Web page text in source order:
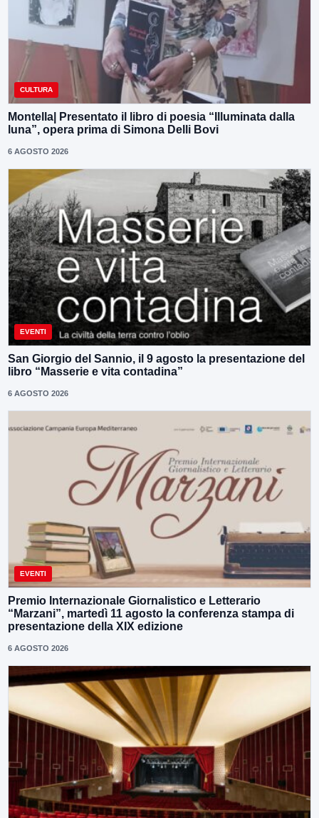
CULTURA
Montella| Presentato il libro di poesia “Illuminata dalla
luna”, opera prima di Simona Delli Bovi
6 AGOSTO 2026
EVENTI
San Giorgio del Sannio, il 9 agosto la presentazione del
libro “Masserie e vita contadina”
6 AGOSTO 2026
EVENTI
Premio Internazionale Giornalistico e Letterario
“Marzani”, martedì 11 agosto la conferenza stampa di
presentazione della XIX edizione
6 AGOSTO 2026